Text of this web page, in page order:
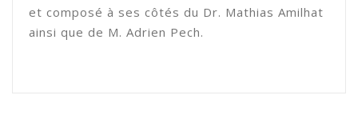
et composé à ses côtés du Dr. Mathias Amilhat
ainsi que de M. Adrien Pech.